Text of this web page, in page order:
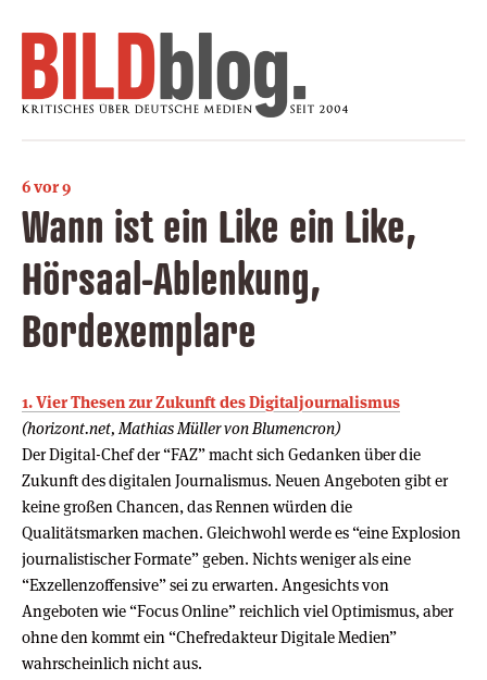
6 vor 9
Wann ist ein Like ein Like,
Hörsaal-Ablenkung,
Bordexemplare
1. Vier Thesen zur Zukunft des Digitaljournalismus
(horizont.net, Mathias Müller von Blumencron)
Der Digital-Chef der “FAZ” macht sich Gedanken über die
Zukunft des digitalen Journalismus. Neuen Angeboten gibt er
keine großen Chancen, das Rennen würden die
Qualitätsmarken machen. Gleichwohl werde es “eine Explosion
journalistischer Formate” geben. Nichts weniger als eine
“Exzellenzoffensive” sei zu erwarten. Angesichts von
Angeboten wie “Focus Online” reichlich viel Optimismus, aber
ohne den kommt ein “Chefredakteur Digitale Medien”
wahrscheinlich nicht aus.